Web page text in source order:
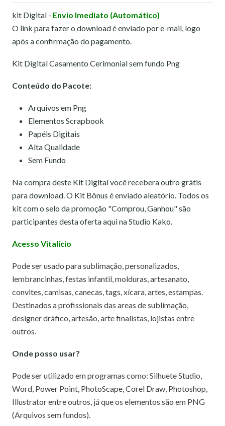
kit Digital - Envio Imediato (Automático)
O link para fazer o download é enviado por e-mail, logo
após a confirmação do pagamento.
Kit Digital Casamento Cerimonial sem fundo Png
Conteúdo do Pacote:
Arquivos em Png
Elementos Scrapbook
Papéis Digitais
Alta Qualidade
Sem Fundo
Na compra deste Kit Digital você recebera outro grátis
para download. O Kit Bônus é enviado aleatório. Todos os
kit com o selo da promoção "Comprou, Ganhou" são
participantes desta oferta aqui na Studio Kako.
Acesso Vitalício
Pode ser usado para sublimação, personalizados,
lembrancinhas, festas infantil, molduras, artesanato,
convites, camisas, canecas, tags, xícara, artes, estampas.
Destinados a profissionais das areas de sublimação,
designer dráfico, artesão, arte finalistas, lojistas entre
outros.
Onde posso usar?
Pode ser utilizado em programas como: Silhuete Studio,
Word, Power Point, PhotoScape, Corel Draw, Photoshop,
Illustrator entre outros, já que os elementos são em PNG
(Arquivos sem fundos).